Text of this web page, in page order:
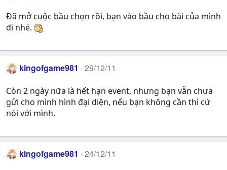
Đã mở cuộc bầu chọn rồi, bạn vào bầu cho bài của mình
đi nhé.
kingofgame981 29/12/11
Còn 2 ngày nữa là hết hạn event, nhưng bạn vẫn chưa
gửi cho mình hình đại diện, nếu bạn không cần thì cứ
nói với mình.
kingofgame981 24/12/11